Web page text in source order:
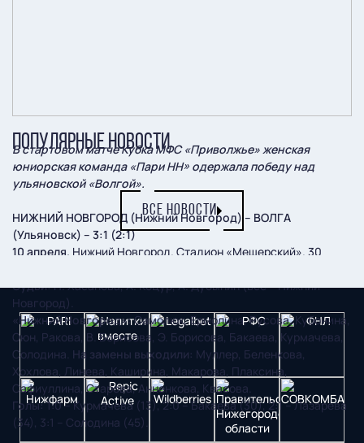
В стартовом матче Кубка МФС «Приволжье» женская
юниорская команда «Пари НН» одержала победу над
ульяновской «Волгой».
НИЖНИЙ НОВГОРОД (Нижний Новгород) – ВОЛГА
(Ульяновск) – 3:1 (2:1)
10 апреля. Нижний Новгород. Стадион «Мещерский». 30
Судьи:Н. Хасанова, А. Коцур, А. Дубынин (все – Нижний
Новгород).
«Нижний Новгород»:Самолюк, Ермолина, Русова, Кубонина,
Оюн, Ракова, В. Борисова, Э. Борисова, Бакаева, Курмачева,
Солодина. На замены выходили: Муллер, Беленкова,
Хохлова, Линева, Каширина, Макарова, Плаксина,
Сафиуллина, Старова, Анненкова, Квасова.
Голы:1:0 – Курмачева (13), 2:0 – Бакаева (30), 2:1 – Лазарева
(34), 3:1 – Солодина (45).
ПОПУЛЯРНЫЕ НОВОСТИ
ВСЕ НОВОСТИ